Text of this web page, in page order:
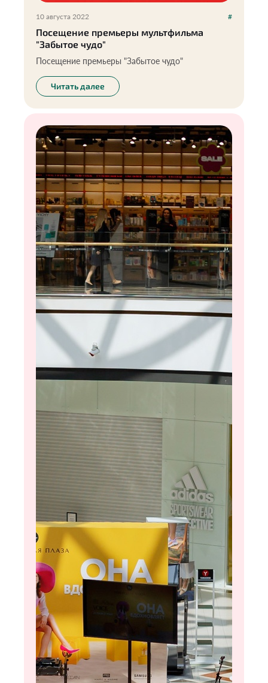
10 августа 2022 #
Посещение премьеры мультфильма
"Забытое чудо"
Посещение премьеры "Забытое чудо"
Читать далее